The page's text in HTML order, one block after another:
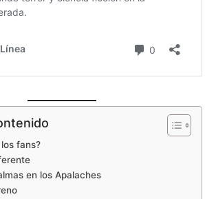
fans?
en los Apalaches